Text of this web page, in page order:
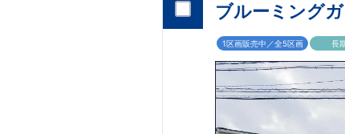
ブルーミング
1区画販売中／全5区画 長